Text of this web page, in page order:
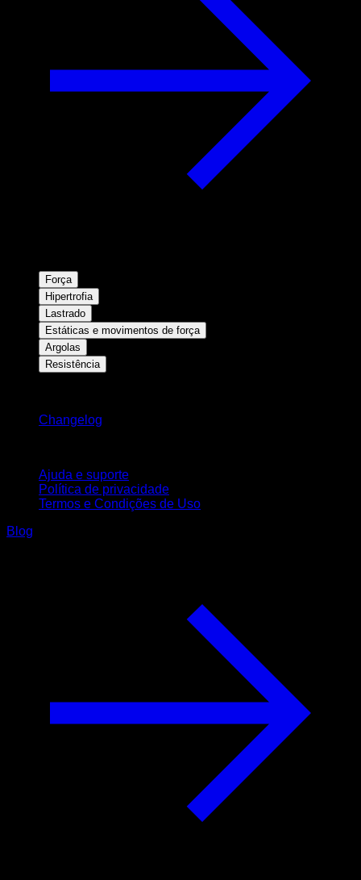
Força
Hipertrofia
Lastrado
Estáticas e movimentos de força
Argolas
Resistência
Changelog
Ajuda e suporte
Política de privacidade
Termos e Condições de Uso
Blog